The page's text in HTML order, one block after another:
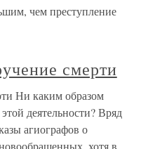
чем преступление
смерти
Ни каким образом
деятельности? Вряд
агиографов о
хотя в